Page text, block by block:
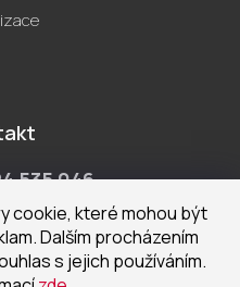
cookie, které mohou být
Dalším procházením
s jejich používáním.
535 046
- 18:00 hod